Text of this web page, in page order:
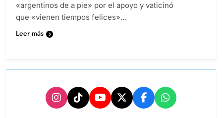
«argentinos de a pie» por el apoyo y vaticinó
que «vienen tiempos felices»…
Leer más